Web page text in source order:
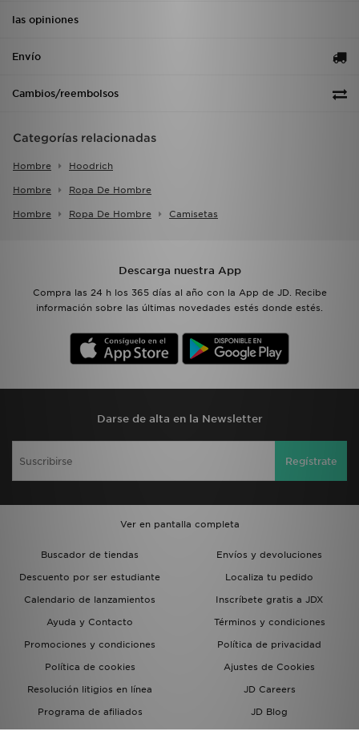
las opiniones
Envío
Cambios/reembolsos
Categorías relacionadas
Hombre Hoodrich
Hombre Ropa De Hombre
Hombre Ropa De Hombre Camisetas
Descarga nuestra App
Compra las 24 h los 365 días al año con la App de JD. Recibe
información sobre las últimas novedades estés donde estés.
Darse de alta en la Newsletter
Regístrate
Ver en pantalla completa
Buscador de tiendas
Envíos y devoluciones
Descuento por ser estudiante
Localiza tu pedido
Calendario de lanzamientos
Inscríbete gratis a JDX
Ayuda y Contacto
Términos y condiciones
Promociones y condiciones
Política de privacidad
Política de cookies
Ajustes de Cookies
Resolución litigios en línea
JD Careers
Programa de afiliados
JD Blog